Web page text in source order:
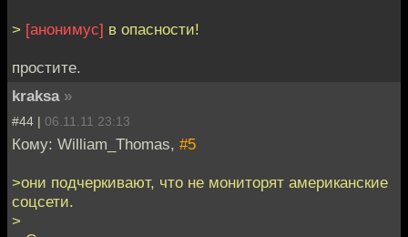
> [анонимус] в опасности!
простите.
kraksa »
#44 | 06.11.11 23:13
Кому: William_Thomas, #5
>они подчеркивают, что не мониторят американские
соцсети.
>